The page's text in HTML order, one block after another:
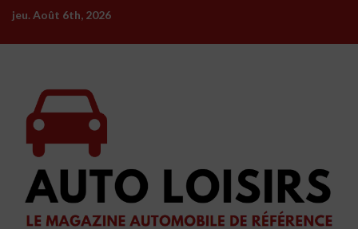
Skip
content
jeu. Août 6th, 2026